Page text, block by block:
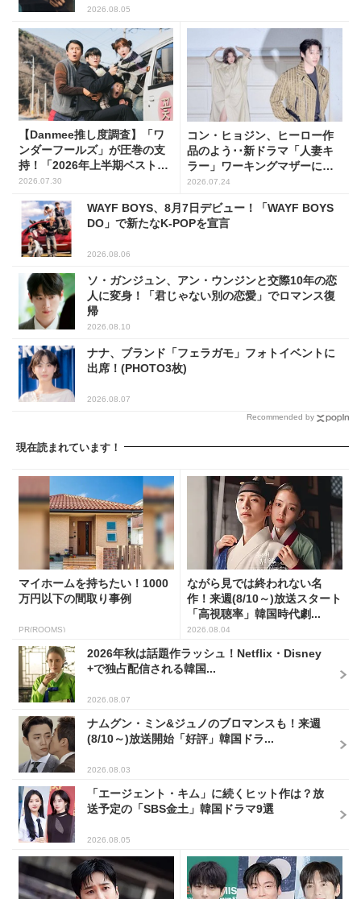
2026.08.05
【Danmee推し度調査】「ワ
ンダーフールズ」が圧巻の支
持！「2026年上半期ベスト・
オブ・韓国ドラマ」1位に輝く
2026.07.30
コン・ヒョジン、ヒーロー作
品のよう･･新ドラマ「人妻キ
ラー」ワーキングマザーに変
身
2026.07.24
WAYF BOYS、8月7日デビュー！「WAYF BOYS
DO」で新たなK-POPを宣言
2026.08.06
ソ・ガンジュン、アン・ウンジンと交際10年の恋
人に変身！「君じゃない別の恋愛」でロマンス復
帰
2026.08.10
ナナ、ブランド「フェラガモ」フォトイベントに
出席！(PHOTO3枚)
2026.08.07
Recommended by
現在読まれています！
マイホームを持ちたい！1000
万円以下の間取り事例
PR(ROOMS)
ながら見では終われない名
作！来週(8/10～)放送スタート
「高視聴率」韓国時代劇...
2026.08.04
2026年秋は話題作ラッシュ！Netflix・Disney
+で独占配信される韓国...
2026.08.07
ナムグン・ミン&ジュノのブロマンスも！来週
(8/10～)放送開始「好評」韓国ドラ...
2026.08.03
「エージェント・キム」に続くヒット作は？放
送予定の「SBS金土」韓国ドラマ9選
2026.08.05